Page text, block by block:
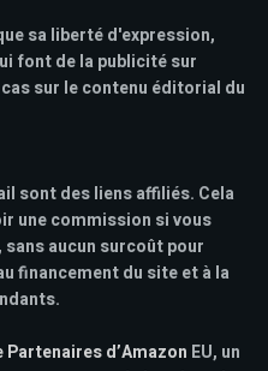
sa liberté d'expression,
font de la publicité sur
sur le contenu éditorial du
sont des liens affiliés. Cela
une commission si vous
aucun surcoût pour
financement du site et à la
d’Amazon EU, un